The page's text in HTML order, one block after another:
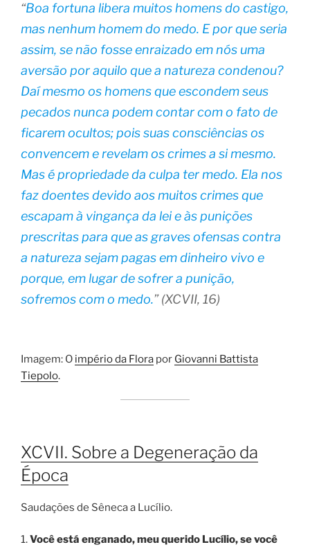
“Boa fortuna libera muitos homens do castigo,
mas nenhum homem do medo. E por que seria
assim, se não fosse enraizado em nós uma
aversão por aquilo que a natureza condenou?
Daí mesmo os homens que escondem seus
pecados nunca podem contar com o fato de
ficarem ocultos; pois suas consciências os
convencem e revelam os crimes a si mesmo.
Mas é propriedade da culpa ter medo. Ela nos
faz doentes devido aos muitos crimes que
escapam à vingança da lei e às punições
prescritas para que as graves ofensas contra
a natureza sejam pagas em dinheiro vivo e
porque, em lugar de sofrer a punição,
sofremos com o medo.” (XCVII, 16)
Imagem: O império da Flora por Giovanni Battista
Tiepolo.
XCVII. Sobre a Degeneração da
Época
Saudações de Sêneca a Lucílio.
1.Você está enganado, meu querido Lucílio, se você